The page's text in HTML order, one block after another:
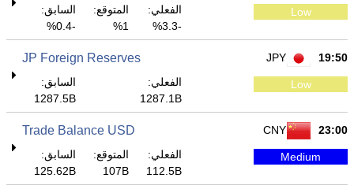
Low
الفعلي:
-3.3%
المتوقع:
1%
السابق:
-0.4%
19:50
JPY
JP Foreign Reserves
Low
الفعلي:
1287.1B
السابق:
1287.5B
23:00
CNY
Trade Balance USD
Medium
الفعلي:
112.5B
المتوقع:
107B
السابق:
125.62B